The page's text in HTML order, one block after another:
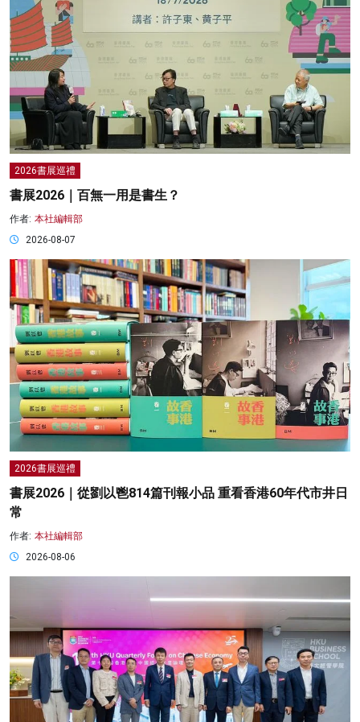
2026書展巡禮
書展2026｜百無一用是書生？
作者: 本社編輯部
2026-08-07
2026書展巡禮
書展2026｜從劉以鬯814篇刊報小品 重看香港60年代市井日
常
作者: 本社編輯部
2026-08-06